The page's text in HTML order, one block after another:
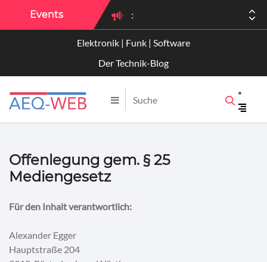
Events :
:
Elektronik | Funk | Software
Der Technik-Blog
Offenlegung gem. § 25
Mediengesetz
Für den Inhalt verantwortlich:
Alexander Egger
Hauptstraße 204